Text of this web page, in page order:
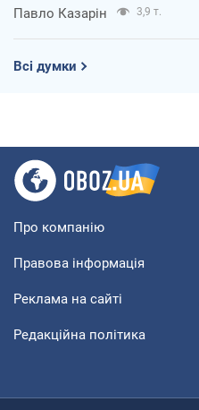
Павло Казарін 3,9 т.
Всі думки
Про компанію
Правова інформація
Реклама на сайті
Редакційна політика